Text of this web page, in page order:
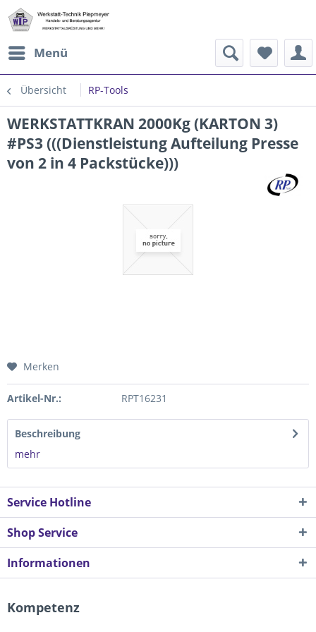
Menü
Übersicht RP-Tools
WERKSTATTKRAN 2000Kg (KARTON 3)
#PS3 (((Dienstleistung Aufteilung Presse
von 2 in 4 Packstücke)))
Merken
Artikel-Nr.: RPT16231
Beschreibung
mehr
Service Hotline
Shop Service
Informationen
Kompetenz